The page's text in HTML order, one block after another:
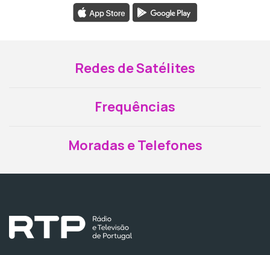
Redes de Satélites
Frequências
Moradas e Telefones